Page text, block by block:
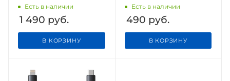
Есть в наличии
1 490 руб.
В КОРЗИНУ
нейлоновая оплетка
(DW3 Dark Grey), темно-
серый
Есть в наличии
490 руб.
В КОРЗИНУ